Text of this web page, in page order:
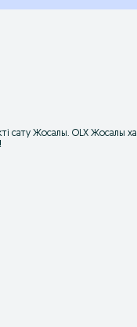
сату Жосалы. OLX Жосалы